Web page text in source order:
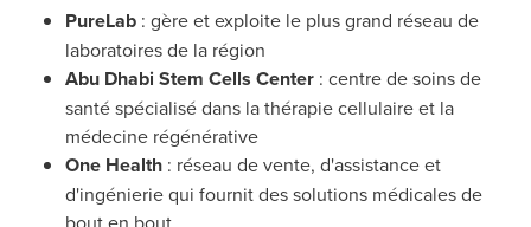
PureLab : gère et exploite le plus grand réseau de
laboratoires de la région
Abu Dhabi Stem Cells Center : centre de soins de
santé spécialisé dans la thérapie cellulaire et la
médecine régénérative
One Health : réseau de vente, d'assistance et
d'ingénierie qui fournit des solutions médicales de
bout en bout